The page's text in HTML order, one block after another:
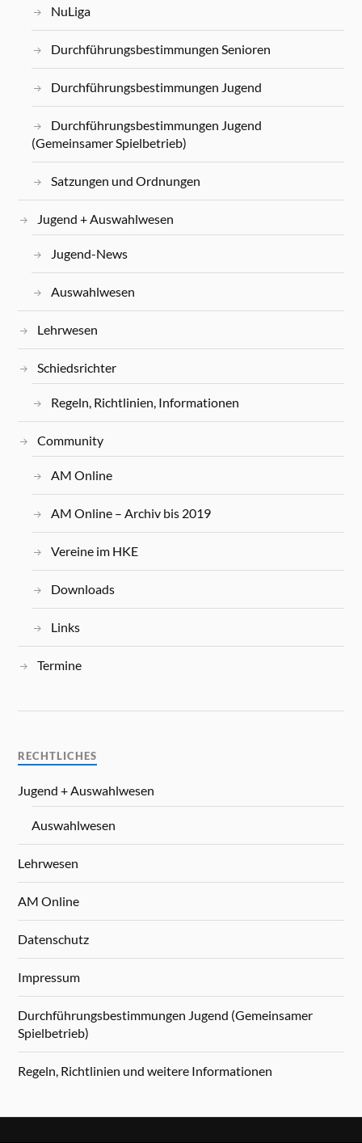
NuLiga
Durchführungsbestimmungen Senioren
Durchführungsbestimmungen Jugend
Durchführungsbestimmungen Jugend
(Gemeinsamer Spielbetrieb)
Satzungen und Ordnungen
Jugend + Auswahlwesen
Jugend-News
Auswahlwesen
Lehrwesen
Schiedsrichter
Regeln, Richtlinien, Informationen
Community
AM Online
AM Online – Archiv bis 2019
Vereine im HKE
Downloads
Links
Termine
RECHTLICHES
Jugend + Auswahlwesen
Auswahlwesen
Lehrwesen
AM Online
Datenschutz
Impressum
Durchführungsbestimmungen Jugend (Gemeinsamer
Spielbetrieb)
Regeln, Richtlinien und weitere Informationen